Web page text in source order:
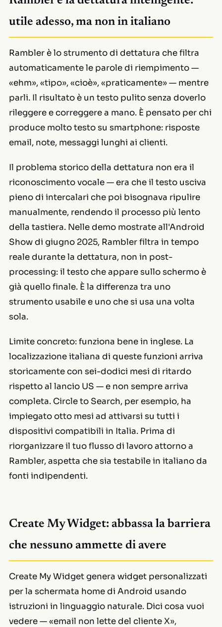
utile adesso, ma non in italiano
Rambler è lo strumento di dettatura che filtra
automaticamente le parole di riempimento —
«ehm», «tipo», «cioè», «praticamente» — mentre
parli. Il risultato è un testo pulito senza doverlo
rileggere e correggere a mano. È pensato per chi
produce molto testo su smartphone: risposte
email, note, messaggi lunghi ai clienti.
Il problema storico della dettatura non era il
riconoscimento vocale — era che il testo usciva
pieno di intercalari che poi bisognava ripulire
manualmente, rendendo il processo più lento
della tastiera. Nelle demo mostrate all'Android
Show di giugno 2025, Rambler filtra in tempo
reale durante la dettatura, non in post-
processing: il testo che appare sullo schermo è
già quello finale. È la differenza tra uno
strumento usabile e uno che si usa una volta
sola.
Limite concreto: funziona bene in inglese. La
localizzazione italiana di queste funzioni arriva
storicamente con sei-dodici mesi di ritardo
rispetto al lancio US — e non sempre arriva
completa. Circle to Search, per esempio, ha
impiegato otto mesi ad attivarsi su tutti i
dispositivi compatibili in Italia. Prima di
riorganizzare il tuo flusso di lavoro attorno a
Rambler, aspetta che sia testabile in italiano da
fonti indipendenti.
Create My Widget: abbassa la barriera
che nessuno ammette di avere
Create My Widget genera widget personalizzati
per la schermata home di Android usando
istruzioni in linguaggio naturale. Dici cosa vuoi
vedere — «email non lette del cliente X»,